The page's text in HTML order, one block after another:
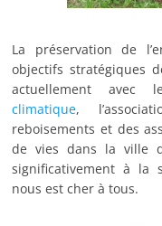
La préservation de
objectifs stratégiques
actuellement avec
climatique,
reboisements et des
de vies dans la ville
significativement à la
nous est cher à tous.